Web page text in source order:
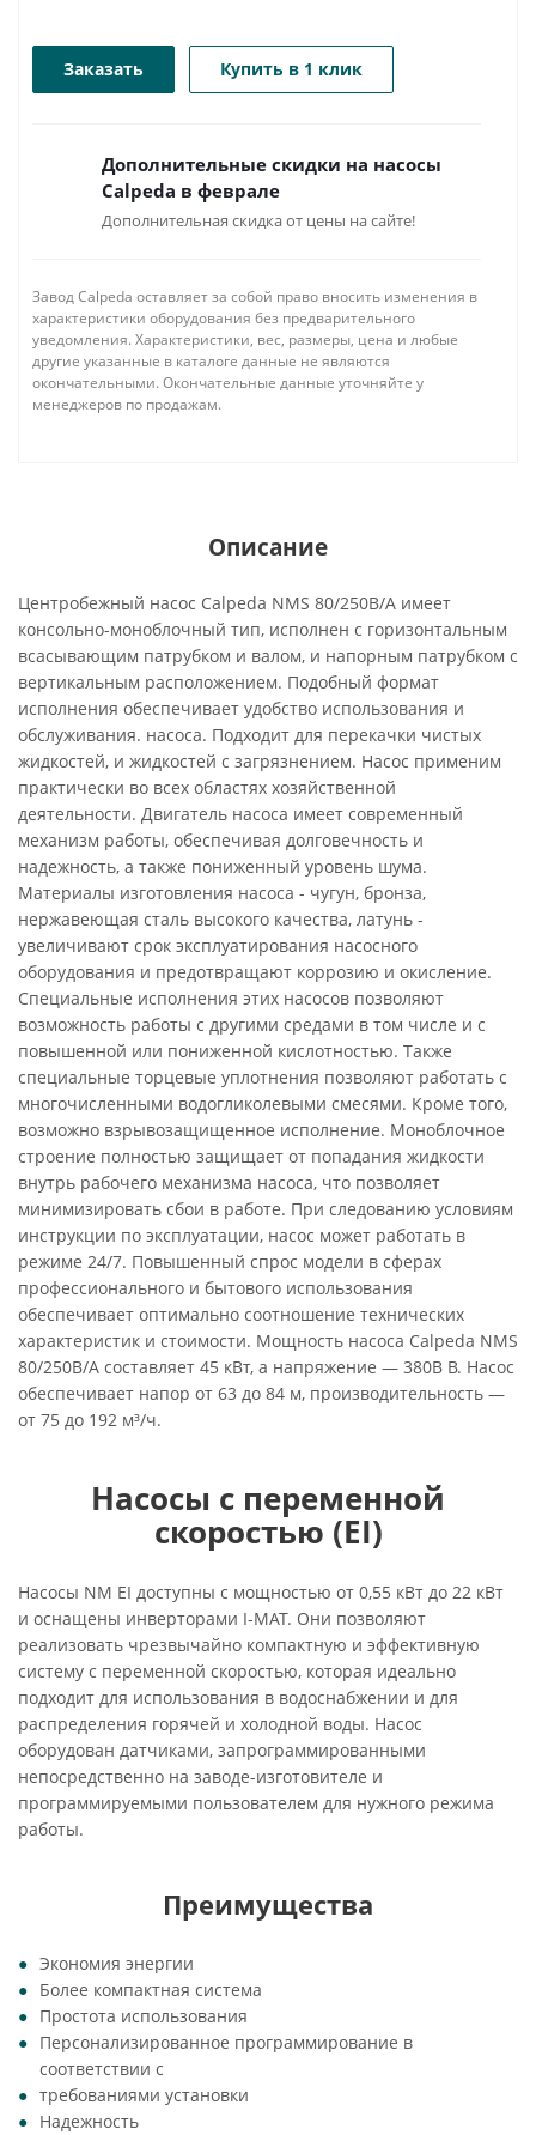
Заказать Купить в 1 клик
Дополнительные скидки на насосы
Calpeda в феврале
Дополнительная скидка от цены на сайте!
Завод Calpeda оставляет за собой право вносить изменения в
характеристики оборудования без предварительного
уведомления. Характеристики, вес, размеры, цена и любые
другие указанные в каталоге данные не являются
окончательными. Окончательные данные уточняйте у
менеджеров по продажам.
Описание
Центробежный насос Calpeda NMS 80/250B/A имеет
консольно-моноблочный тип, исполнен с горизонтальным
всасывающим патрубком и валом, и напорным патрубком с
вертикальным расположением. Подобный формат
исполнения обеспечивает удобство использования и
обслуживания. насоса. Подходит для перекачки чистых
жидкостей, и жидкостей с загрязнением. Насос применим
практически во всех областях хозяйственной
деятельности. Двигатель насоса имеет современный
механизм работы, обеспечивая долговечность и
надежность, а также пониженный уровень шума.
Материалы изготовления насоса - чугун, бронза,
нержавеющая сталь высокого качества, латунь -
увеличивают срок эксплуатирования насосного
оборудования и предотвращают коррозию и окисление.
Специальные исполнения этих насосов позволяют
возможность работы с другими средами в том числе и с
повышенной или пониженной кислотностью. Также
специальные торцевые уплотнения позволяют работать с
многочисленными водогликолевыми смесями. Кроме того,
возможно взрывозащищенное исполнение. Моноблочное
строение полностью защищает от попадания жидкости
внутрь рабочего механизма насоса, что позволяет
минимизировать сбои в работе. При следованию условиям
инструкции по эксплуатации, насос может работать в
режиме 24/7. Повышенный спрос модели в сферах
профессионального и бытового использования
обеспечивает оптимально соотношение технических
характеристик и стоимости. Мощность насоса Calpeda NMS
80/250B/A составляет 45 кВт, а напряжение — 380В В. Насос
обеспечивает напор от 63 до 84 м, производительность —
от 75 до 192 м³/ч.
Насосы с переменной
скоростью (EI)
Насосы NM EI доступны с мощностью от 0,55 кВт до 22 кВт
и оснащены инверторами I-MAT. Они позволяют
реализовать чрезвычайно компактную и эффективную
систему с переменной скоростью, которая идеально
подходит для использования в водоснабжении и для
распределения горячей и холодной воды. Насос
оборудован датчиками, запрограммированными
непосредственно на заводе-изготовителе и
программируемыми пользователем для нужного режима
работы.
Преимущества
Экономия энергии
Более компактная система
Простота использования
Персонализированное программирование в
соответствии с
требованиями установки
Надежность